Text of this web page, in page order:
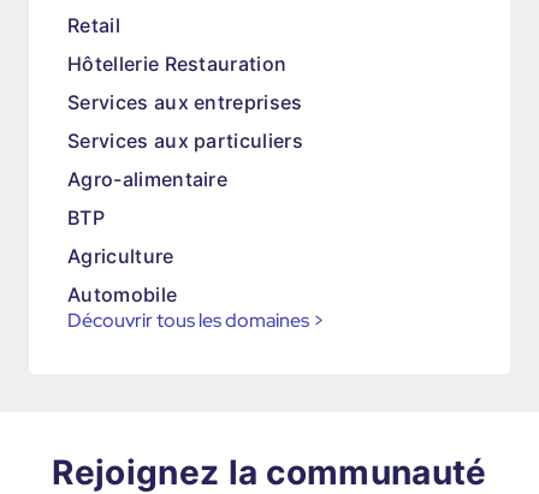
Retail
Hôtellerie Restauration
Services aux entreprises
Services aux particuliers
Agro-alimentaire
BTP
Agriculture
Automobile
Découvrir tous les domaines >
Rejoignez la communauté